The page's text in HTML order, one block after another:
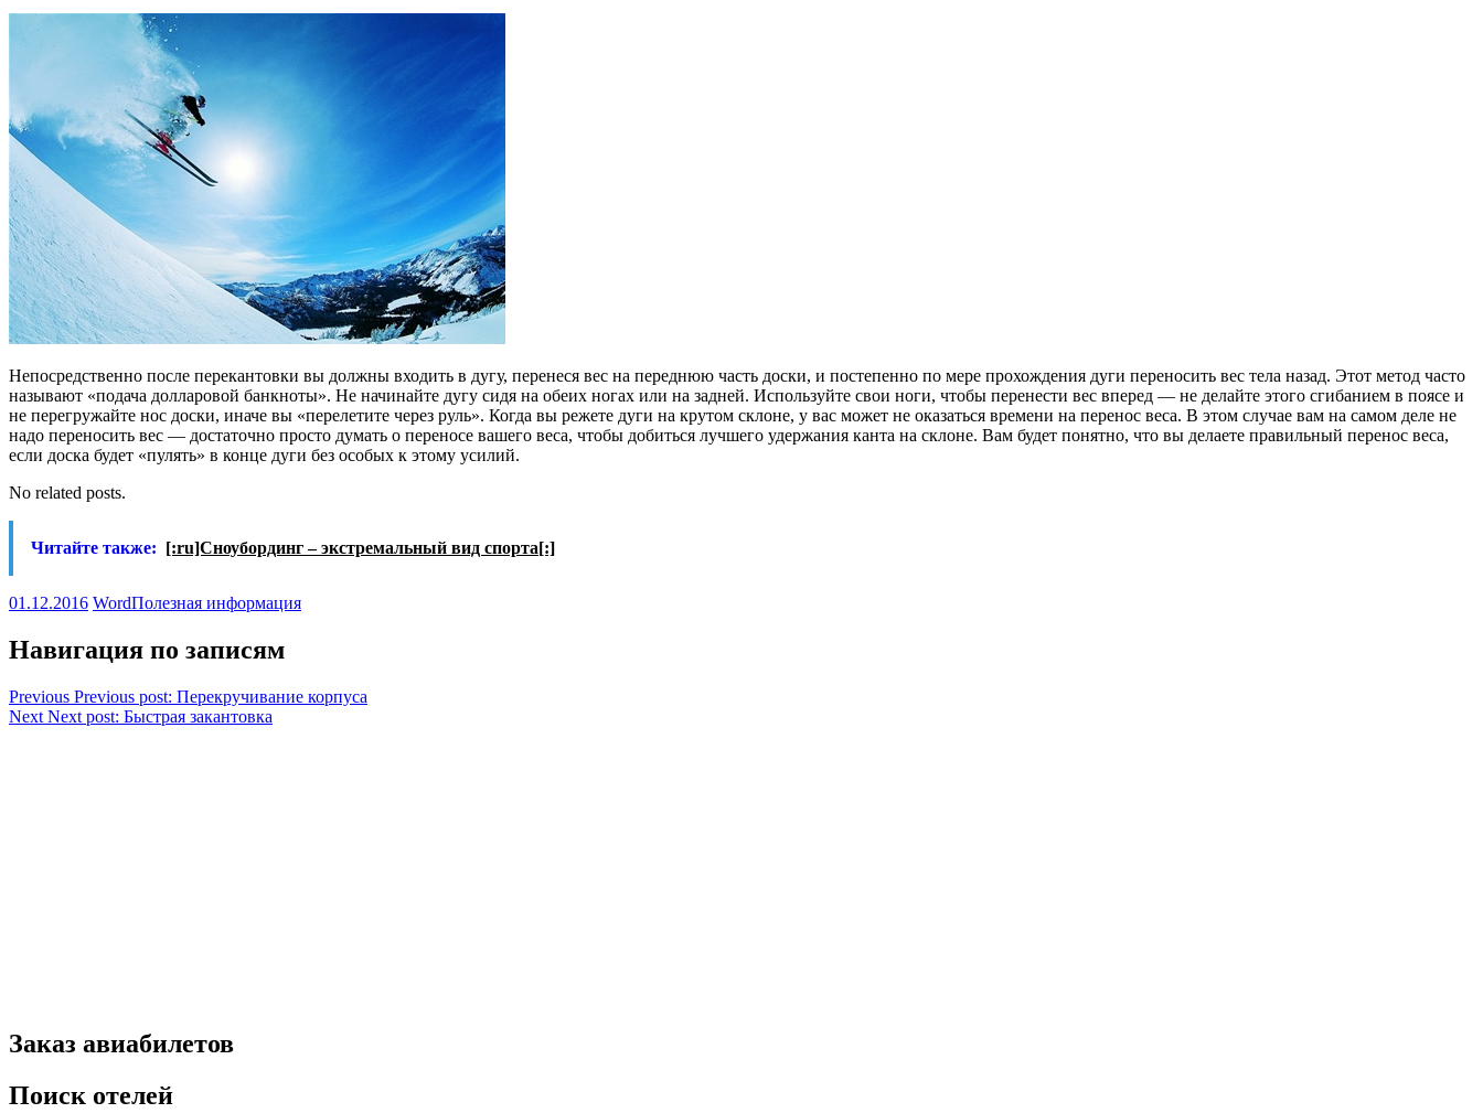
Непосредственно после перекантовки вы должны входить в дугу, перенеся вес на переднюю часть доски, и постепенно по мере прохождения дуги переносить вес тела назад. Этот метод часто
называют «подача долларовой банкноты». Не начинайте дугу сидя на обеих ногах или на задней. Используйте свои ноги, чтобы перенести вес вперед — не делайте этого сгибанием в поясе и
не перегружайте нос доски, иначе вы «перелетите через руль». Когда вы режете дуги на крутом склоне, у вас может не оказаться времени на перенос веса. В этом случае вам на самом деле не
надо переносить вес — достаточно просто думать о переносе вашего веса, чтобы добиться лучшего удержания канта на склоне. Вам будет понятно, что вы делаете правильный перенос веса,
если доска будет «пулять» в конце дуги без особых к этому усилий.
No related posts.
Читайте также: [:ru]Сноубординг – экстремальный вид спорта[:]
01.12.2016 WordПолезная информация
Навигация по записям
Previous Previous post: Перекручивание корпуса
Next Next post: Быстрая закантовка
Заказ авиабилетов
Поиск отелей